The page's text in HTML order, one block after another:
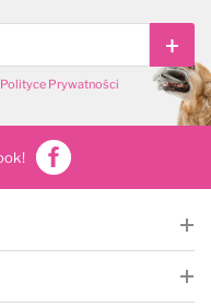
Polityce Prywatności